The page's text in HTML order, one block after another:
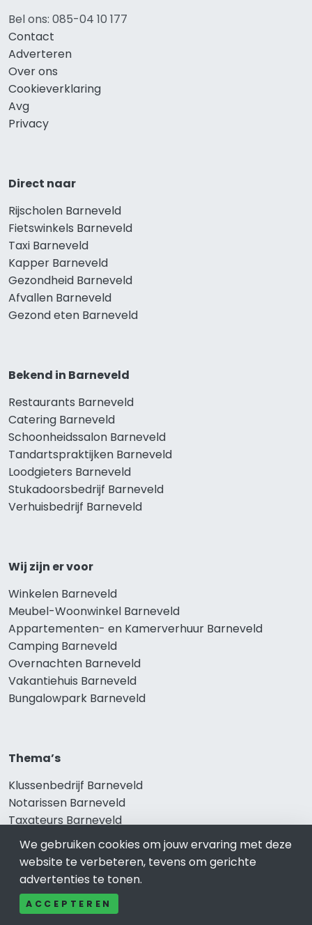
Bel ons: 085-04 10 177
Contact
Adverteren
Over ons
Cookieverklaring
Avg
Privacy
Direct naar
Rijscholen Barneveld
Fietswinkels Barneveld
Taxi Barneveld
Kapper Barneveld
Gezondheid Barneveld
Afvallen Barneveld
Gezond eten Barneveld
Bekend in Barneveld
Restaurants Barneveld
Catering Barneveld
Schoonheidssalon Barneveld
Tandartspraktijken Barneveld
Loodgieters Barneveld
Stukadoorsbedrijf Barneveld
Verhuisbedrijf Barneveld
Wij zijn er voor
Winkelen Barneveld
Meubel-Woonwinkel Barneveld
Appartementen- en Kamerverhuur Barneveld
Camping Barneveld
Overnachten Barneveld
Vakantiehuis Barneveld
Bungalowpark Barneveld
Thema’s
Klussenbedrijf Barneveld
Notarissen Barneveld
Taxateurs Barneveld
Schoonmaakbedrijf Barneveld
Makelaars Barneveld
Onze producten
We gebruiken cookies om jouw ervaring met deze
website te verbeteren, tevens om gerichte
advertenties te tonen.
ACCEPTEREN